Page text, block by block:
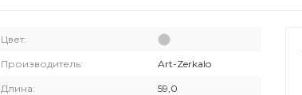
Цвет:
Производитель: Art-Zerkalo
Длина: 59,0